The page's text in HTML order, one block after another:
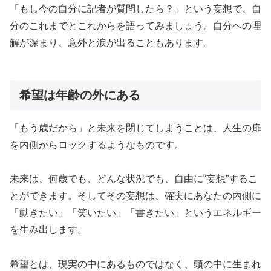
「もし今の自分に記者が質問したら？」という妄想で、自
分のこれまでとこれからを語ってみましょう。自分への理
解が深まり、意外と涙が出ることもあります。
希望は年齢の外にある
「もう歳だから」と未来を閉じてしまうことは、人生の扉
を内側からロックするようなものです。
未来は、何歳でも、どんな状況でも、自由に“妄想”するこ
とができます。そしてその妄想は、確実にあなたの内側に
「動きたい」「笑いたい」「書きたい」というエネルギー
を生み出します。
希望とは、現実の中にあるものではなく、頭の中に生まれ